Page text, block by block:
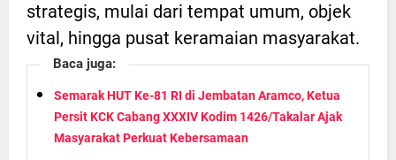
strategis, mulai dari tempat umum, objek
vital, hingga pusat keramaian masyarakat.
Baca juga:
Semarak HUT Ke-81 RI di Jembatan Aramco, Ketua
Persit KCK Cabang XXXIV Kodim 1426/Takalar Ajak
Masyarakat Perkuat Kebersamaan